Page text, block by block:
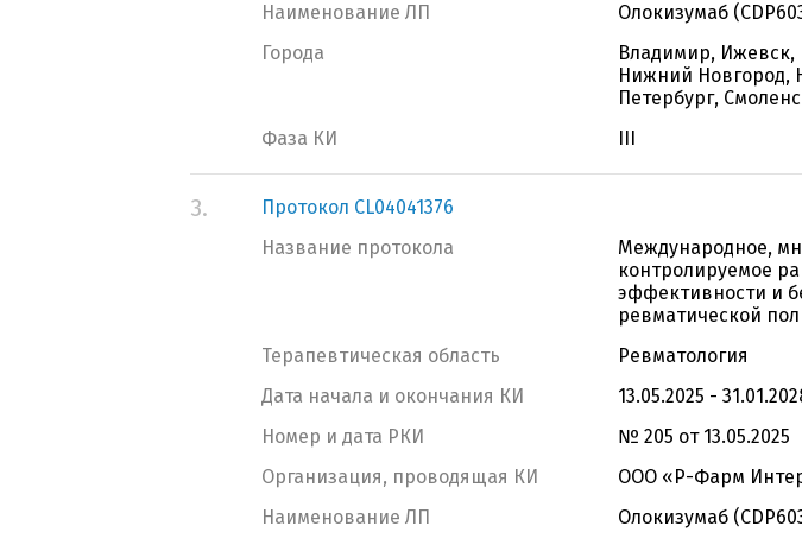
Наименование ЛП
Олокизумаб
Города
Владимир, Ижевск,
Нижний Новгород,
Петербург,
Фаза КИ
III
3.
Протокол CL04041376
Название протокола
Международное,
контролируемое
эффективности и
ревматической
Терапевтическая область
Ревматология
Дата начала и окончания КИ
13.05.2025 -
Номер и дата РКИ
№ 205 от 13.05.2025
Организация, проводящая КИ
ООО «Р-Фарм
Наименование ЛП
Олокизумаб